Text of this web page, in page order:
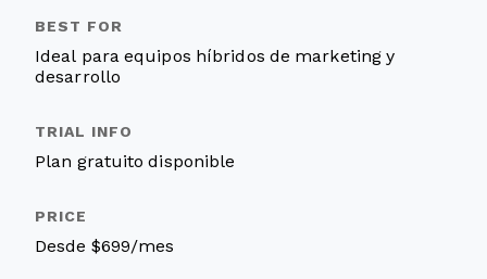
Ideal para equipos híbridos de marketing y
desarrollo
Plan gratuito disponible
Desde $699/mes